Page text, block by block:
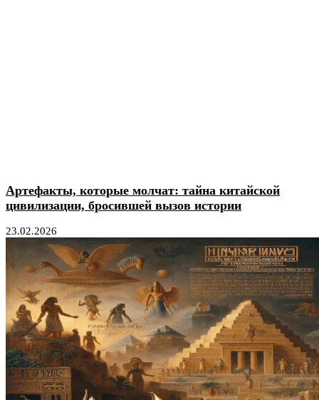
Артефакты, которые молчат: тайна китайской
цивилизации, бросившей вызов истории
23.02.2026